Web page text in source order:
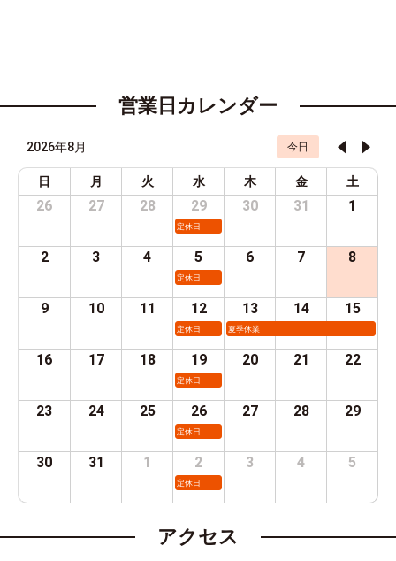
営業日カレンダー
2026年8月 今日
日 月 火 水 木 金 土
26 27 28 29
定休日
30 31 1
2 3 4 5
定休日
6 7 8
9 10 11 12
定休日
13
夏季休業
14 15
16 17 18 19
定休日
20 21 22
23 24 25 26
定休日
27 28 29
30 31 1 2
定休日
3 4 5
アクセス